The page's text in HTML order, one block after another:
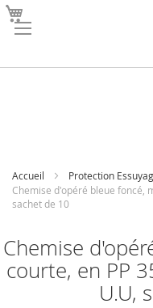
Accueil Protection
Chemise d'opéré bleue foncé,
sachet de 10
Chemise
courte, en PP
U.U,